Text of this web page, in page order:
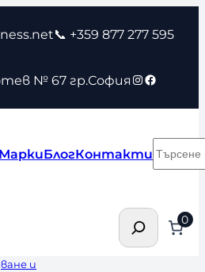
📞 +359 877 277 595
№ 67 гр.София Instagram
Facebook
МаркиБлогКонтакти
Търсене 0
и